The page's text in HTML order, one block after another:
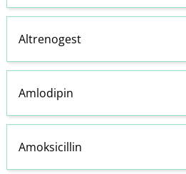
Altrenogest
Amlodipin
Amoksicillin